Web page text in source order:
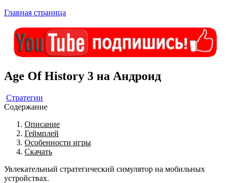
Главная страница
Age Of History 3 на Андроид
Стратегии
Содержание
Описание
Геймплей
Особенности игры
Скачать
Увлекательный стратегический симулятор на мобильных
устройствах.